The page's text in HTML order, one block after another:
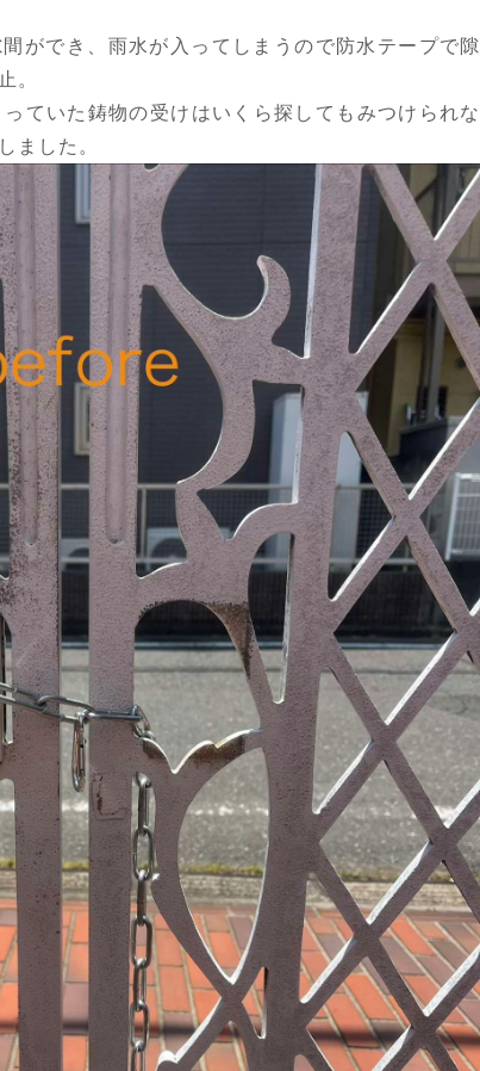
ができ、雨水が入ってしまうので防水テープで隙
。
ていた鋳物の受けはいくら探してもみつけられな
ました。